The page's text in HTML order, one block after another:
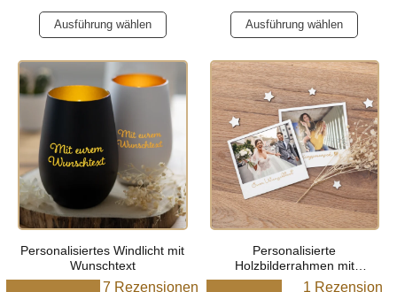
Ausführung wählen
Dieses
Produkt
weist
mehrere
Varianten
auf.
Die
Optionen
können
auf
der
Produktseite
gewählt
werden
Ausführung wählen
Dieses
Produkt
weist
mehrere
Varianten
auf.
Die
Optionen
können
auf
der
Produktseite
gewählt
werden
Personalisiertes Windlicht mit
Wunschtext
7 Rezensionen
Personalisierte
Holzbilderrahmen mit
Wunschgravur1 Rezension